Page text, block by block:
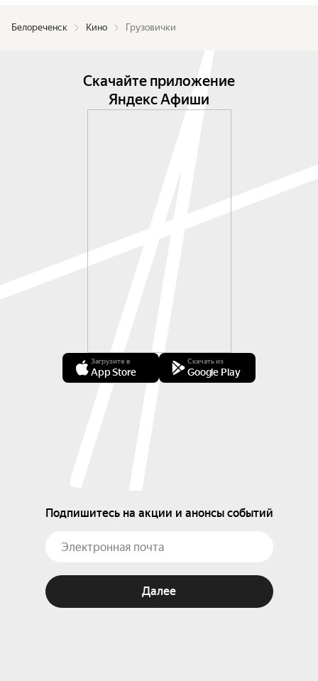
Белореченск Кино Грузовички
Скачайте приложение
Яндекс Афиши
Загрузите в
App Store
Скачать из
Google Play
Подпишитесь на акции и анонсы событий
Далее